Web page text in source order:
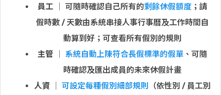
員工 │ 可隨時確認自己所有的剩餘休假額度 ；請
假時數 / 天數由系統串接人事行事曆及工作時間自
動算到好；可查看所有假別的規則
主管
系統自動上陳符合長假標準的假單 、可隨
時確認及匯出成員的未來休假計畫
人資
可設定每種假別細部規則
（依性別 / 員工別